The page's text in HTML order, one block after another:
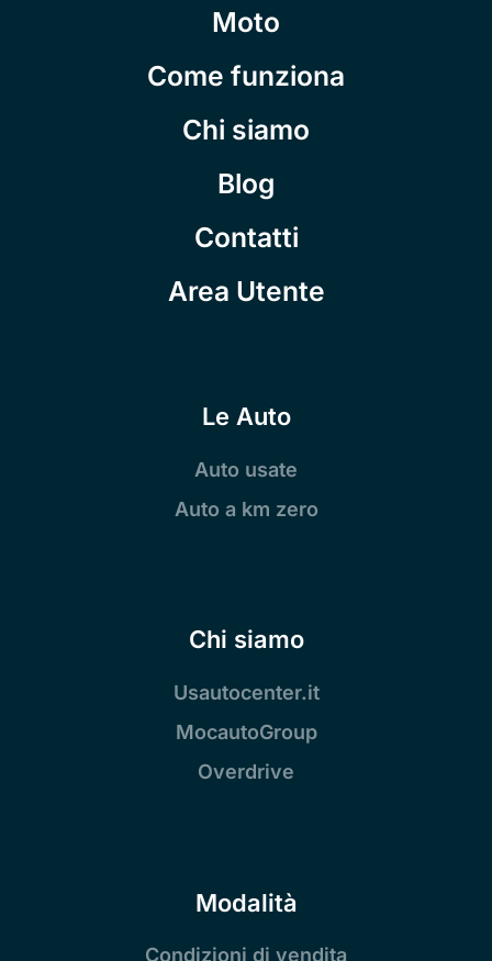
Moto
Come funziona
Chi siamo
Blog
Contatti
Area Utente
Le Auto
Auto usate
Auto a km zero
Chi siamo
Usautocenter.it
MocautoGroup
Overdrive
Modalità
Condizioni di vendita